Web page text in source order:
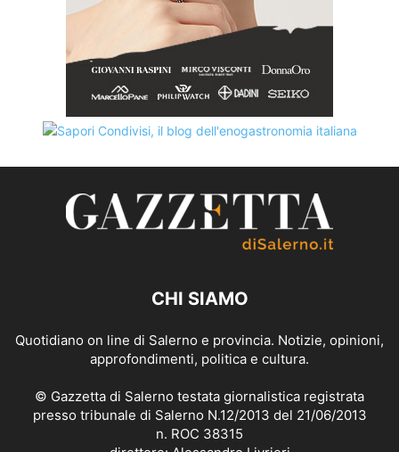
CHI SIAMO
Quotidiano on line di Salerno e provincia. Notizie, opinioni,
approfondimenti, politica e cultura.
© Gazzetta di Salerno testata giornalistica registrata
presso tribunale di Salerno N.12/2013 del 21/06/2013
n. ROC 38315